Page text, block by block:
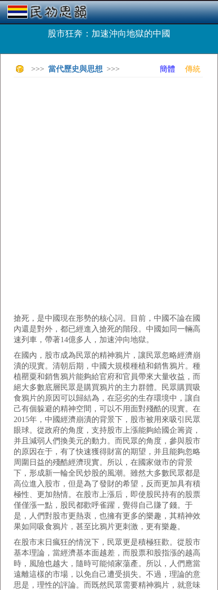
股市狂奔：加速沖向地獄的中國
>>> 當代歷史與思想 >>> 簡體 傳統
搶死，是中國現在形勢的核心詞。目前，中國不論在國
內還是對外，都已經進入搶死的階段。中國如同一輛高
速列車，帶著14億多人，加速沖向地獄。
在國內，股市成為民眾的精神鴉片，讓民眾忽略經濟崩
潰的現實。清朝后期，中國大規模種植和銷售鴉片。種
植罌粟和銷售鴉片能夠給官府和官員帶來大量收益，而
絕大多數底層民眾是購買鴉片的主力群體。民眾購買吸
食鴉片的原因可以歸結為，在惡劣的生存環境中，讓自
己有個躲避的精神空間，可以不用面對殘酷的現實。在
2015年，中國經濟崩潰的背景下，股市被用來吸引民眾
眼球。從政府的角度，支持股市上漲能夠給國企籌資，
并且減弱人們換美元的動力。而民眾的角度，參與股市
的原因在于，有了快速獲得財富的期望，并且能夠忽略
周圍日益的殘酷經濟現實。所以，在國家做市的背景
下，形成新一輪全民炒股的風潮。雖然大多數民眾都是
高位進入股市，但是為了發財的希望，反而更加具有積
極性、更加熱情。在股市上漲后，即使股民持有的股票
僅僅漲一點，股民都歡呼雀躍，覺得自己賺了錢。于
是，人們對股市更熱衷，也擁有更多的樂趣，其精神效
果如同吸食鴉片，甚至比鴉片更刺激，更有樂趣。
在股市末日瘋狂的情況下，民眾更是積極狂歡。從股市
基本理論，當經濟基本面越差，而股票和股指漲的越高
時，風險也越大，隨時可能傾家蕩產。所以，人們應當
遠離這樣的市場，以免自己遭受損失。不過，理論的意
思是，理性的評論。而既然民眾需要精神鴉片，就意味